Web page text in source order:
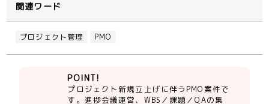
関連ワード
プロジェクト管理 PMO
POINT!
プロジェクト新規立上げに伴うPMO案件で
す。進捗会議運営、WBS／課題／QAの集